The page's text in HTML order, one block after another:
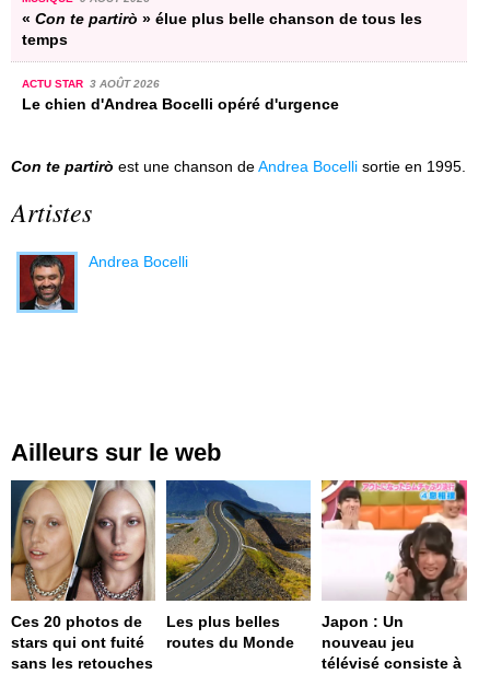
« Con te partirò » élue plus belle chanson de tous les
temps
ACTU STAR 3 AOÛT 2026
Le chien d'Andrea Bocelli opéré d'urgence
Con te partirò est une chanson deAndrea Bocelli sortie en 1995.
Artistes
Andrea Bocelli
Ailleurs sur le web
Ces 20 photos de
stars qui ont fuité
sans les retouches
Les plus belles
routes du Monde
Japon : Un
nouveau jeu
télévisé consiste à